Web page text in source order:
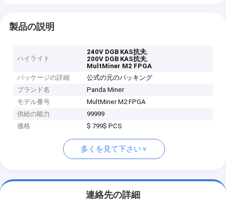
製品の説明
ハイライト
240V DGB KAS抗夫,
200V DGB KAS抗夫,
MultMiner M2 FPGA
パッケージの詳細
公式の元のパッキング
ブランド名
Panda Miner
モデル番号
MultMiner M2 FPGA
供給の能力
99999
価格
$ 799$ PCS
多くを見て下さい
連絡先の詳細